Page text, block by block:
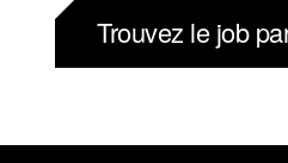
Trouvez le job